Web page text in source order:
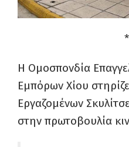
Η Ομοσπονδία
Εμπόρων Χίου
Εργαζομένων
στην πρωτοβουλία